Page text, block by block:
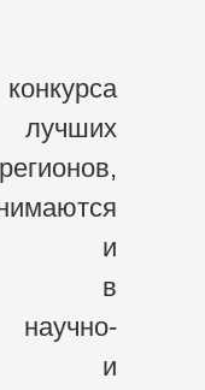
лучших
и
в
и